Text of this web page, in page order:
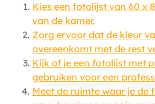
Kies een fotolijst van 60 x
van de kamer.
Zorg ervoor dat de kleur
overeenkomt met de rest
Kijk of je een fotolijst met
gebruiken voor een
Meet de ruimte waar je